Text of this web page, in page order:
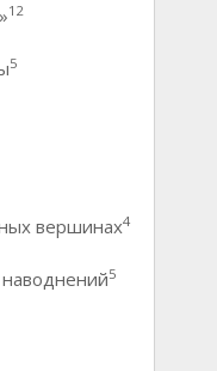
12
5
вершинах4
5